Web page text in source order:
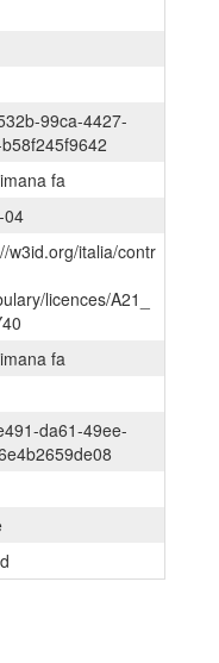
99ca-4427-
fa
04
w3id.org/italia/contr
licences/A21_
fa
da61-49ee-